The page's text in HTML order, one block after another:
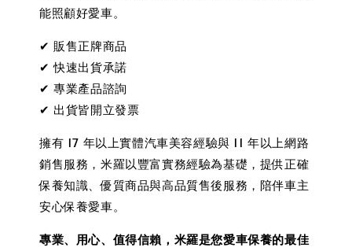
能照顧好愛車。
✔ 販售正牌商品
✔ 快速出貨承諾
✔ 專業產品諮詢
✔ 出貨皆開立發票
擁有 17 年以上實體汽車美容經驗與 11 年以上網路
銷售服務，米羅以豐富實務經驗為基礎，提供正確
保養知識、優質商品與高品質售後服務，陪伴車主
安心保養愛車。
專業、用心、值得信賴，米羅是您愛車保養的最佳